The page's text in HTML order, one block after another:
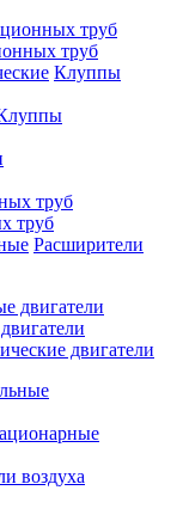
труб
Клуппы
труб
Расширители
двигатели
двигатели
воздуха